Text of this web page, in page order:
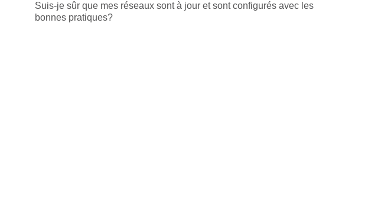
Suis-je sûr que mes réseaux sont à jour et sont configurés avec les
bonnes pratiques?